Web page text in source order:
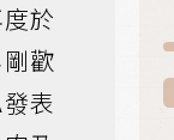
於
歡
表